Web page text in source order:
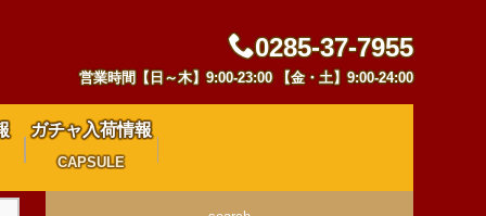
0285-37-7955
営業時間【日～木】9:00-23:00 【金・土】9:00-24:00
ガチャ入荷情報
CAPSULE